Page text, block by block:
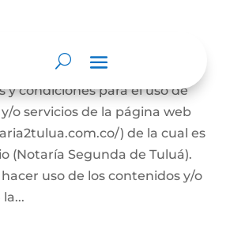
documento se establecen
y condiciones para el uso de
o servicios de la página web
) de la cual es
(Notaría Segunda de Tuluá).
uso de los contenidos y/o